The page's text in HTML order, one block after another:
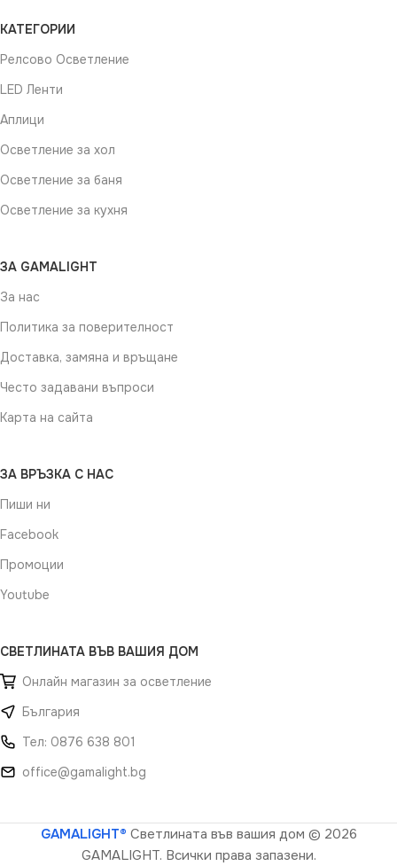
КАТЕГОРИИ
Релсово Осветление
LED Ленти
Аплици
Осветление за хол
Осветление за баня
Осветление за кухня
ЗА GAMALIGHT
За нас
Политика за поверителност
Доставка, замяна и връщане
Често задавани въпроси
Карта на сайта
ЗА ВРЪЗКА С НАС
Пиши ни
Facebook
Промоции
Youtube
СВЕТЛИНАТА ВЪВ ВАШИЯ ДОМ
Онлайн магазин за осветление
България
Тел: 0876 638 801
office@gamalight.bg
GAMALIGHT® Светлината във вашия дом © 2026
GAMALIGHT. Всички права запазени.